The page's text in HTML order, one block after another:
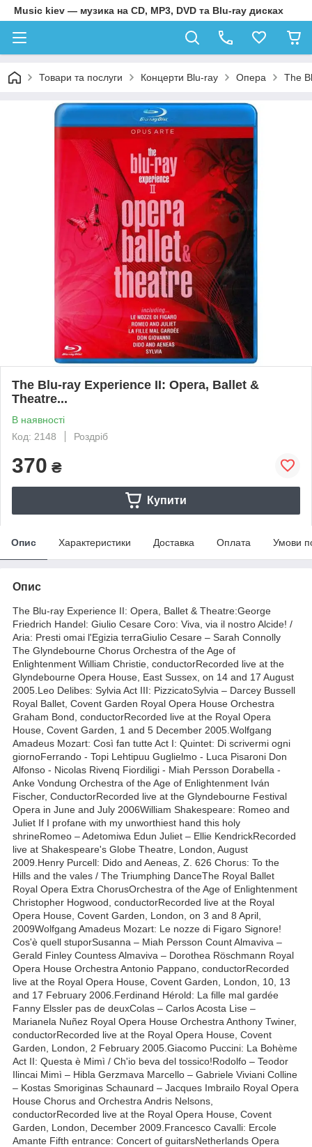
Music kiev — музика на CD, MP3, DVD та Blu-ray дисках
Товари та послуги Концерти Blu-ray Опера The
The Blu-ray Experience II: Opera, Ballet &
Theatre...
В наявності
Код: 2148
Роздріб
370 ₴
Купити
Опис Характеристики Доставка Оплата Умови
Опис
The Blu-ray Experience II: Opera, Ballet & Theatre:George
Friedrich Handel: Giulio Cesare Coro: Viva, via il nostro Alcide! /
Aria: Presti omai l'Egizia terraGiulio Cesare – Sarah Connolly
The Glyndebourne Chorus Orchestra of the Age of
Enlightenment William Christie, conductorRecorded live at the
Glyndebourne Opera House, East Sussex, on 14 and 17 August
2005.Leo Delibes: Sylvia Act III: PizzicatoSylvia – Darcey Bussell
Royal Ballet, Covent Garden Royal Opera House Orchestra
Graham Bond, conductorRecorded live at the Royal Opera
House, Covent Garden, 1 and 5 December 2005.Wolfgang
Amadeus Mozart: Così fan tutte Act I: Quintet: Di scrivermi ogni
giornoFerrando - Topi Lehtipuu Guglielmo - Luca Pisaroni Don
Alfonso - Nicolas Rivenq Fiordiligi - Miah Persson Dorabella -
Anke Vondung Orchestra of the Age of Enlightenment Iván
Fischer, ConductorRecorded live at the Glyndebourne Festival
Opera in June and July 2006William Shakespeare: Romeo and
Juliet If I profane with my unworthiest hand this holy
shrineRomeo – Adetomiwa Edun Juliet – Ellie KendrickRecorded
live at Shakespeare's Globe Theatre, London, August
2009.Henry Purcell: Dido and Aeneas, Z. 626 Chorus: To the
Hills and the vales / The Triumphing DanceThe Royal Ballet
Royal Opera Extra ChorusOrchestra of the Age of Enlightenment
Christopher Hogwood, conductorRecorded live at the Royal
Opera House, Covent Garden, London, on 3 and 8 April,
2009Wolfgang Amadeus Mozart: Le nozze di Figaro Signore!
Cos'è quell stuporSusanna – Miah Persson Count Almaviva –
Gerald Finley Countess Almaviva – Dorothea Röschmann Royal
Opera House Orchestra Antonio Pappano, conductorRecorded
live at the Royal Opera House, Covent Garden, London, 10, 13
and 17 February 2006.Ferdinand Hérold: La fille mal gardée
Fanny Elssler pas de deuxColas – Carlos Acosta Lise –
Marianela Nuñez Royal Opera House Orchestra Anthony Twiner,
conductorRecorded live at the Royal Opera House, Covent
Garden, London, 2 February 2005.Giacomo Puccini: La Bohème
Act II: Questa è Mimì / Ch'io beva del tossico!Rodolfo – Teodor
Ilincai Mimì – Hibla Gerzmava Marcello – Gabriele Viviani Colline
– Kostas Smoriginas Schaunard – Jacques Imbrailo Royal Opera
House Chorus and Orchestra Andris Nelsons,
conductorRecorded live at the Royal Opera House, Covent
Garden, London, December 2009.Francesco Cavalli: Ercole
Amante Fifth entrance: Concert of guitarsNetherlands Opera